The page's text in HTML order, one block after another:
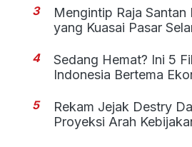
3
Mengintip Raja Santan
yang Kuasai Pasar
4
Sedang Hemat? Ini 5
Indonesia Bertema
5
Rekam Jejak Destry
Proyeksi Arah